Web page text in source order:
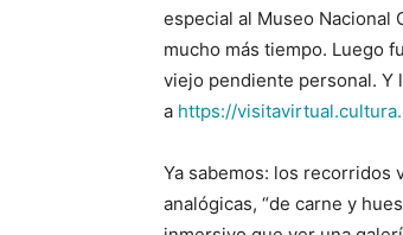
especial al Museo Nacional
mucho más tiempo. Luego
viejo pendiente personal. Y
a https://
Ya sabemos: los recorridos
analógicas, “de carne y